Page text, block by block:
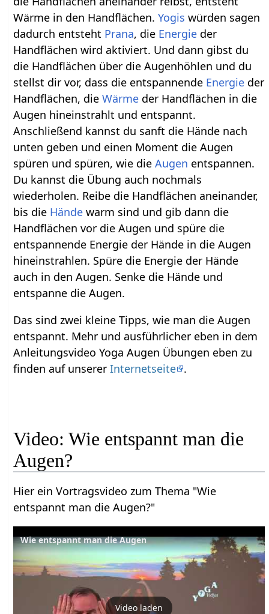
Wärme in den Handflächen.Yogis würden sagen
dadurch entsteht Prana, die Energie der
Handflächen wird aktiviert. Und dann gibst du
die Handflächen über die Augenhöhlen und du
stellst dir vor, dass die entspannende Energie der
Handflächen, dieWärme der Handflächen in die
Augen hineinstrahlt und entspannt.
Anschließend kannst du sanft die Hände nach
unten geben und einen Moment die Augen
spüren und spüren, wie dieAugen entspannen.
Du kannst die Übung auch nochmals
wiederholen. Reibe die Handflächen aneinander,
bis die Hände warm sind und gib dann die
Handflächen vor die Augen und spüre die
entspannende Energie der Hände in die Augen
hineinstrahlen. Spüre die Energie der Hände
auch in den Augen. Senke die Hände und
entspanne die Augen.
Das sind zwei kleine Tipps, wie man die Augen
entspannt. Mehr und ausführlicher eben in dem
Anleitungsvideo Yoga Augen Übungen eben zu
finden auf unsererInternetseite .
Video: Wie entspannt man die
Augen?
Hier ein Vortragsvideo zum Thema "Wie
entspannt man die Augen?"
Wie entspannt man die Augen
Video laden